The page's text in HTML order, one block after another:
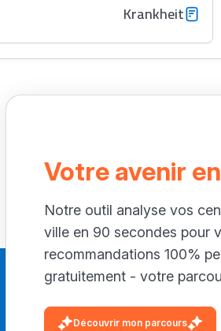
Krankheit
Votre avenir
Notre outil analyse vos
ville en 90 secondes pour
recommandations 100%
gratuitement - votre
Découvrir mon parcours